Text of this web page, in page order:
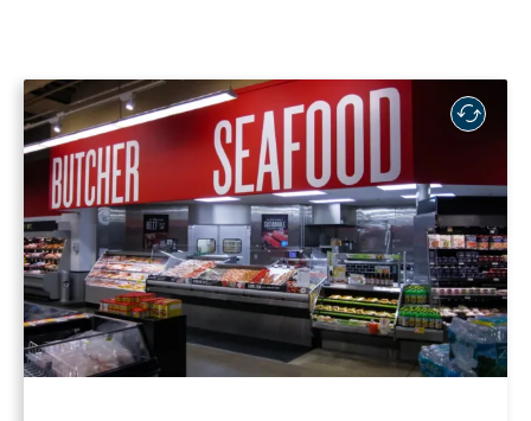
Acheteurs de fruits de mer
Grâce à des normes et à des engagements, les
détaillants, les entreprises de restauration, les
marques et d'autres acheteurs importants de
produits de la mer donnent le ton en matière de
durabilité.